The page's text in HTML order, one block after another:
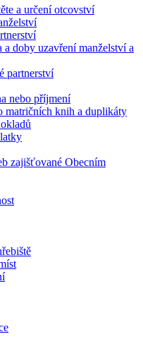
a určení otcovství
a doby uzavření manželství a
partnerství
nebo příjmení
matričních knih a duplikáty
zajišťované Obecním